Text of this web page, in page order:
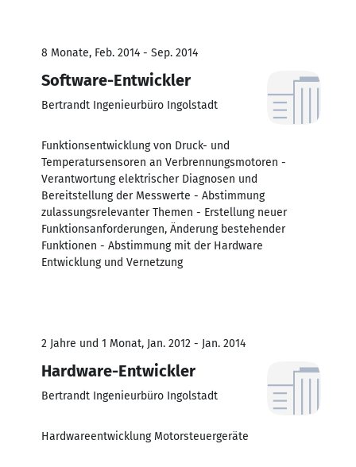
8 Monate, Feb. 2014 - Sep. 2014
Software-Entwickler
Bertrandt Ingenieurbüro Ingolstadt
Funktionsentwicklung von Druck- und
Temperatursensoren an Verbrennungsmotoren -
Verantwortung elektrischer Diagnosen und
Bereitstellung der Messwerte - Abstimmung
zulassungsrelevanter Themen - Erstellung neuer
Funktionsanforderungen, Änderung bestehender
Funktionen - Abstimmung mit der Hardware
Entwicklung und Vernetzung
2 Jahre und 1 Monat, Jan. 2012 - Jan. 2014
Hardware-Entwickler
Bertrandt Ingenieurbüro Ingolstadt
Hardwareentwicklung Motorsteuergeräte